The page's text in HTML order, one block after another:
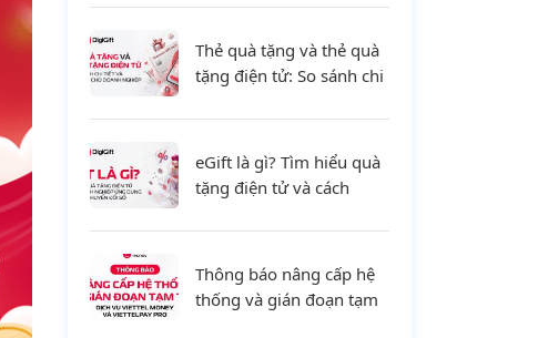
giải pháp
Thẻ quà tặng và thẻ quà
tặng điện tử: So sánh chi
doanh nghiệp
eGift là gì? Tìm hiểu quà
tặng điện tử và cách
trong chuyển đổi số
Thông báo nâng cấp hệ
thống và gián đoạn tạm